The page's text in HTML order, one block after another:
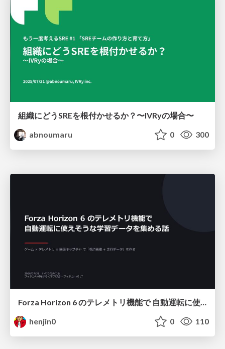
組織にどうSREを根付かせるか？〜IVRyの場合〜
abnoumaru
0 300
Forza Horizon 6 のテレメトリ機能で 自動運転に使えそうな学習データを集める話
henjin0
0 110